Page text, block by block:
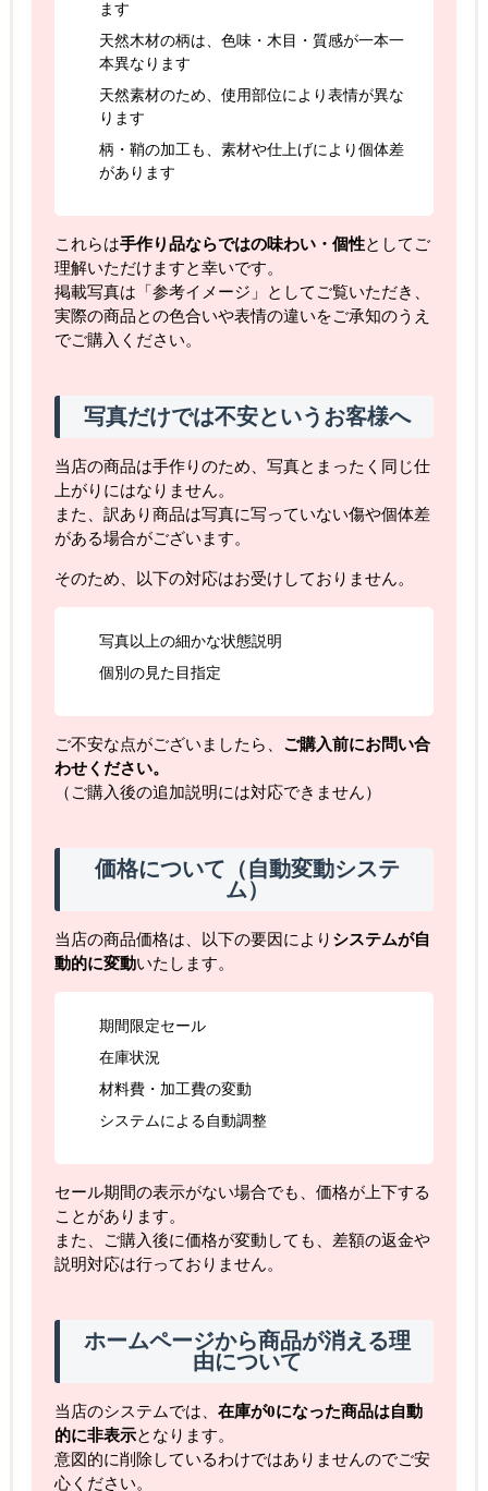
ます
天然木材の柄は、色味・木目・質感が一本一
本異なります
天然素材のため、使用部位により表情が異な
ります
柄・鞘の加工も、素材や仕上げにより個体差
があります
これらは手作り品ならではの味わい・個性としてご
理解いただけますと幸いです。
掲載写真は「参考イメージ」としてご覧いただき、
実際の商品との色合いや表情の違いをご承知のうえ
でご購入ください。
写真だけでは不安というお客様へ
当店の商品は手作りのため、写真とまったく同じ仕
上がりにはなりません。
また、訳あり商品は写真に写っていない傷や個体差
がある場合がございます。
そのため、以下の対応はお受けしておりません。
写真以上の細かな状態説明
個別の見た目指定
ご不安な点がございましたら、 ご購入前にお問い合
わせください。
（ご購入後の追加説明には対応できません）
価格について（自動変動システ
ム）
当店の商品価格は、以下の要因により システムが自
動的に変動いたします。
期間限定セール
在庫状況
材料費・加工費の変動
システムによる自動調整
セール期間の表示がない場合でも、価格が上下する
ことがあります。
また、ご購入後に価格が変動しても、差額の返金や
説明対応は行っておりません。
ホームページから商品が消える理
由について
当店のシステムでは、 在庫が0になった商品は自動
的に非表示となります。
意図的に削除しているわけではありませんのでご安
心ください。